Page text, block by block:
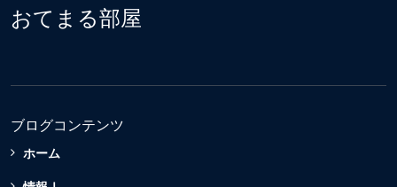
おてまる部屋
ブログコンテンツ
ホーム